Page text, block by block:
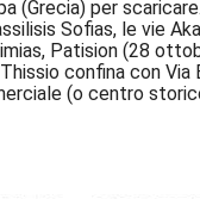
per
Sofias, le vie
Patision (28
confina con
(o centro